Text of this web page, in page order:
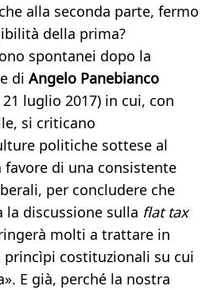
alla seconda parte, fermo
della prima?
spontanei dopo la
di Angelo Panebianco
luglio 2017) in cui, con
si criticano
politiche sottese al
di una consistente
per concludere che
la discussione sulla flat tax
molti a trattare in
costituzionali su cui
E già, perché la nostra